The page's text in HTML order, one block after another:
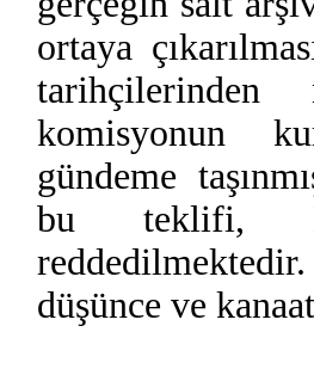
ortaya
komisyonun
gündeme
bu teklifi,
düşünce ve